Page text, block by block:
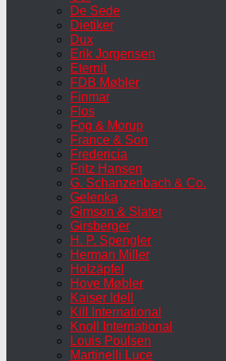
De Sede
Dietiker
Dux
Erik Jorgensen
Eternit
FDB Møbler
Finmar
Flos
Fog & Morup
France & Son
Fredericia
Fritz Hansen
G. Schanzenbach & Co.
Gelenka
Gimson & Slater
Girsberger
H. P. Spengler
Herman Miller
Holzäpfel
Hove Møbler
Kaiser Idell
Kill International
Knoll International
Louis Poulsen
Martinelli Luce